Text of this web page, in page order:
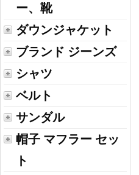
ー、靴
ダウンジャケット
ブランド ジーンズ
シャツ
ベルト
サンダル
帽子 マフラー セッ
ト